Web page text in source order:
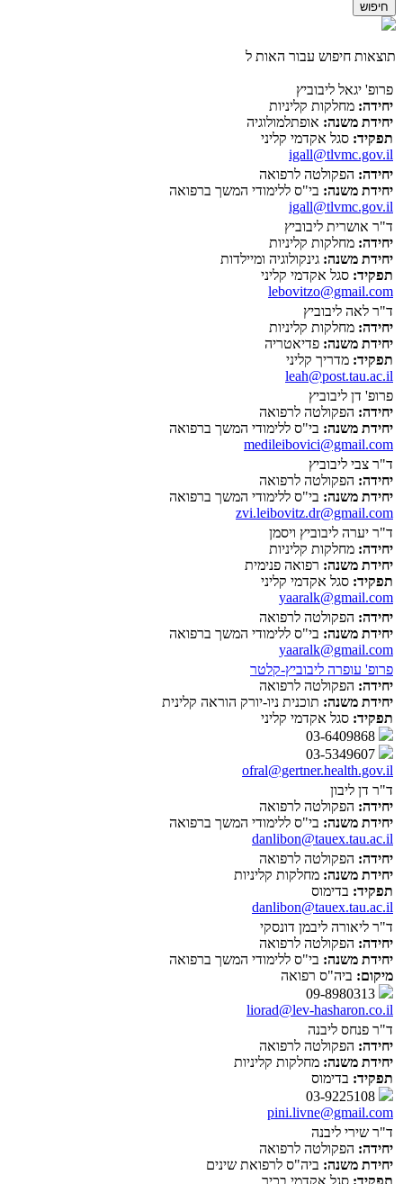
תוצאות חיפוש עבור האות ל
פרופ' יגאל ליבוביץ
יחידה: מחלקות קליניות
יחידת משנה: אופתלמולוגיה
תפקיד: סגל אקדמי קליני
igall@tlvmc.gov.il
יחידה: הפקולטה לרפואה
יחידת משנה: בי"ס ללימודי המשך ברפואה
igall@tlvmc.gov.il
ד"ר אושרית ליבוביץ
יחידה: מחלקות קליניות
יחידת משנה: גינקולוגיה ומיילדות
תפקיד: סגל אקדמי קליני
lebovitzo@gmail.com
ד"ר לאה ליבוביץ
יחידה: מחלקות קליניות
יחידת משנה: פדיאטריה
תפקיד: מדריך קליני
leah@post.tau.ac.il
פרופ' דן ליבוביץ
יחידה: הפקולטה לרפואה
יחידת משנה: בי"ס ללימודי המשך ברפואה
medileibovici@gmail.com
ד"ר צבי ליבוביץ
יחידה: הפקולטה לרפואה
יחידת משנה: בי"ס ללימודי המשך ברפואה
zvi.leibovitz.dr@gmail.com
ד"ר יערה ליבוביץ ויסמן
יחידה: מחלקות קליניות
יחידת משנה: רפואה פנימית
תפקיד: סגל אקדמי קליני
yaaralk@gmail.com
יחידה: הפקולטה לרפואה
יחידת משנה: בי"ס ללימודי המשך ברפואה
yaaralk@gmail.com
פרופ' עופרה ליבוביץ-קלטר
יחידה: הפקולטה לרפואה
יחידת משנה: תוכנית ניו-יורק הוראה קלינית
תפקיד: סגל אקדמי קליני
ofral@gertner.health.gov.il
ד"ר דן ליבון
יחידה: הפקולטה לרפואה
יחידת משנה: בי"ס ללימודי המשך ברפואה
danlibon@tauex.tau.ac.il
יחידה: הפקולטה לרפואה
יחידת משנה: מחלקות קליניות
תפקיד: בדימוס
danlibon@tauex.tau.ac.il
ד"ר ליאורה ליבמן דונסקי
יחידה: הפקולטה לרפואה
יחידת משנה: בי"ס ללימודי המשך ברפואה
מיקום: ביה"ס רפואה
liorad@lev-hasharon.co.il
ד"ר פנחס ליבנה
יחידה: הפקולטה לרפואה
יחידת משנה: מחלקות קליניות
תפקיד: בדימוס
pini.livne@gmail.com
ד"ר שירי ליבנה
יחידה: הפקולטה לרפואה
יחידת משנה: ביה"ס לרפואת שינים
תפקיד: סגל אקדמי בכיר